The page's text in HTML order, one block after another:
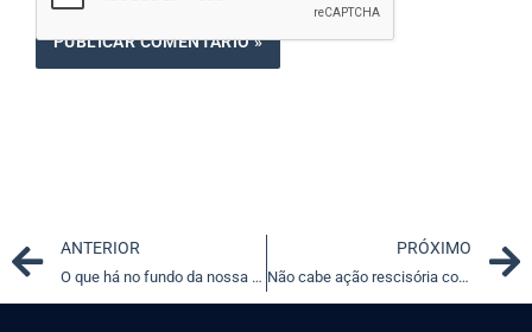
Prev
ANTERIOR
O que há no fundo da nossa caixa de Pandora?
PRÓXIMO
Não cabe ação rescisória contra acórdão que não analisou mérito